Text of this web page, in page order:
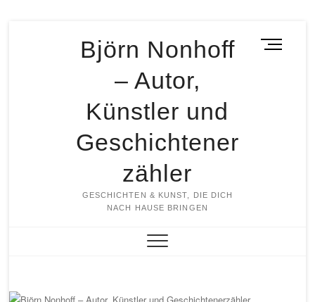
Björn Nonhoff
– Autor,
Künstler und
Geschichtener
zähler
GESCHICHTEN & KUNST, DIE DICH
NACH HAUSE BRINGEN
M